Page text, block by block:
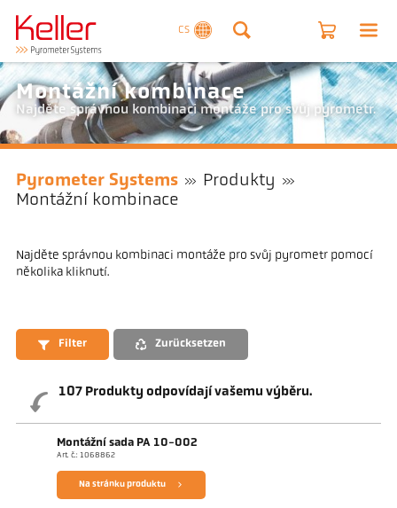
CS
Montážní kombinace
Najděte správnou kombinaci montáže pro svůj pyrometr.
Pyrometer Systems
Produkty
Montážní kombinace
Najděte správnou kombinaci montáže pro svůj pyrometr pomocí
několika kliknutí.
Filter Zurücksetzen
107Produkty odpovídají vašemu výběru.
Montážní sada PA 10-002
Art. č.: 1068862
Na stránku produktu